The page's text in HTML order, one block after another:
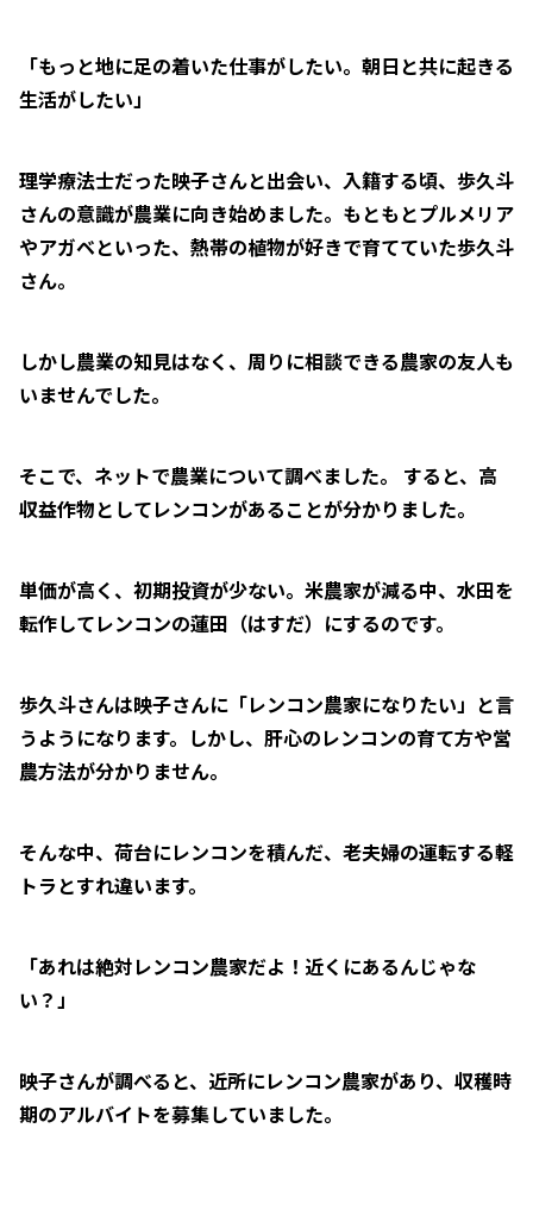
「もっと地に足の着いた仕事がしたい。朝日と共に起きる
生活がしたい」
理学療法士だった映子さんと出会い、入籍する頃、歩久斗
さんの意識が農業に向き始めました。もともとプルメリア
やアガベといった、熱帯の植物が好きで育てていた歩久斗
さん。
しかし農業の知見はなく、周りに相談できる農家の友人も
いませんでした。
そこで、ネットで農業について調べました。
すると、高
収益作物としてレンコンがあることが分かりました。
単価が高く、初期投資が少ない。米農家が減る中、水田を
転作してレンコンの蓮田（はすだ）にするのです。
歩久斗さんは映子さんに「レンコン農家になりたい」と言
うようになります。しかし、肝心のレンコンの育て方や営
農方法が分かりません。
そんな中、荷台にレンコンを積んだ、老夫婦の運転する軽
トラとすれ違います。
「あれは絶対レンコン農家だよ！近くにあるんじゃな
い？」
映子さんが調べると、近所にレンコン農家があり、収穫時
期のアルバイトを募集していました。